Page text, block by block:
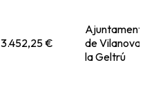
3.452,25 €
Ajuntament
de Vilanova i
la Geltrú